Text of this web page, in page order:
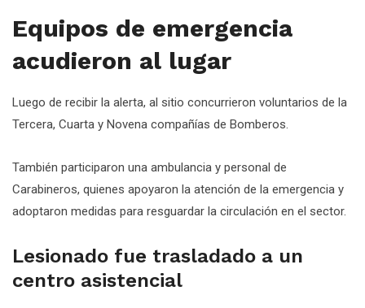
Equipos de emergencia
acudieron al lugar
Luego de recibir la alerta, al sitio concurrieron voluntarios de la
Tercera, Cuarta y Novena compañías de Bomberos.
También participaron una ambulancia y personal de
Carabineros, quienes apoyaron la atención de la emergencia y
adoptaron medidas para resguardar la circulación en el sector.
Lesionado fue trasladado a un
centro asistencial